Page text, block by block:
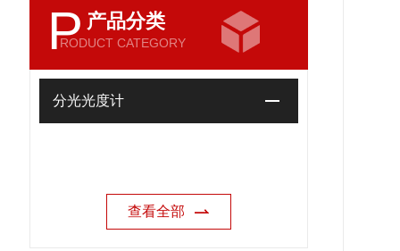
P 产品分类
RODUCT CATEGORY
分光光度计
查看全部